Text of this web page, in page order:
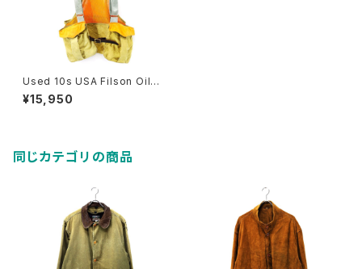
Used 10s USA Filson Oild
Tin Cloth Game Bag Huntin
g Vest Size Free 古着
¥15,950
同じカテゴリの商品